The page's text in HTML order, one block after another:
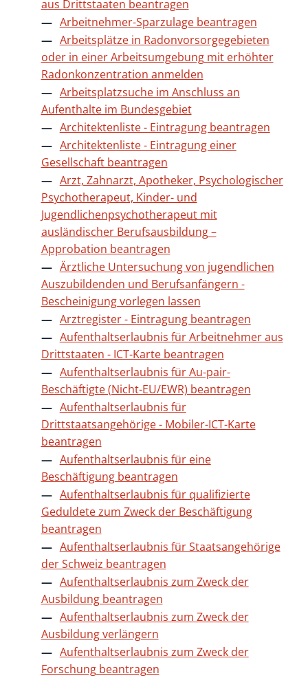
aus Drittstaaten beantragen
Arbeitnehmer-Sparzulage beantragen
Arbeitsplätze in Radonvorsorgegebieten
oder in einer Arbeitsumgebung mit erhöhter
Radonkonzentration anmelden
Arbeitsplatzsuche im Anschluss an
Aufenthalte im Bundesgebiet
Architektenliste - Eintragung beantragen
Architektenliste - Eintragung einer
Gesellschaft beantragen
Arzt, Zahnarzt, Apotheker, Psychologischer
Psychotherapeut, Kinder- und
Jugendlichenpsychotherapeut mit
ausländischer Berufsausbildung –
Approbation beantragen
Ärztliche Untersuchung von jugendlichen
Auszubildenden und Berufsanfängern -
Bescheinigung vorlegen lassen
Arztregister - Eintragung beantragen
Aufenthaltserlaubnis für Arbeitnehmer aus
Drittstaaten - ICT-Karte beantragen
Aufenthaltserlaubnis für Au-pair-
Beschäftigte (Nicht-EU/EWR) beantragen
Aufenthaltserlaubnis für
Drittstaatsangehörige - Mobiler-ICT-Karte
beantragen
Aufenthaltserlaubnis für eine
Beschäftigung beantragen
Aufenthaltserlaubnis für qualifizierte
Geduldete zum Zweck der Beschäftigung
beantragen
Aufenthaltserlaubnis für Staatsangehörige
der Schweiz beantragen
Aufenthaltserlaubnis zum Zweck der
Ausbildung beantragen
Aufenthaltserlaubnis zum Zweck der
Ausbildung verlängern
Aufenthaltserlaubnis zum Zweck der
Forschung beantragen